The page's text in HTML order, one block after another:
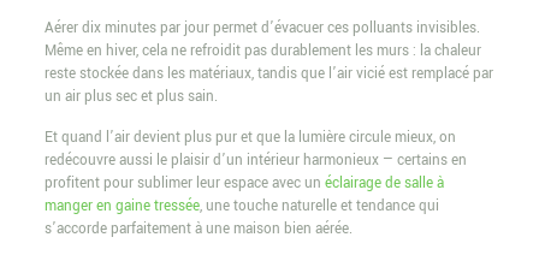
Aérer dix minutes par jour permet d’évacuer ces polluants invisibles.
Même en hiver, cela ne refroidit pas durablement les murs : la chaleur
reste stockée dans les matériaux, tandis que l’air vicié est remplacé par
un air plus sec et plus sain.
Et quand l’air devient plus pur et que la lumière circule mieux, on
redécouvre aussi le plaisir d’un intérieur harmonieux — certains en
profitent pour sublimer leur espace avec un éclairage de salle à
manger en gaine tressée, une touche naturelle et tendance qui
s’accorde parfaitement à une maison bien aérée.